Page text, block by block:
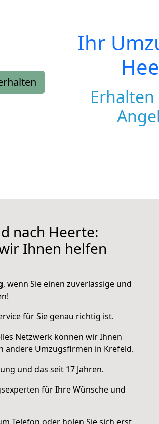
Ihr
Erhalten
nach Heerte:
Ihnen helfen
, wenn Sie einen zuverlässige und
für Sie genau richtig ist.
Netzwerk können wir Ihnen
andere Umzugsfirmen in Krefeld.
und das seit 17 Jahren.
für Ihre Wünsche und